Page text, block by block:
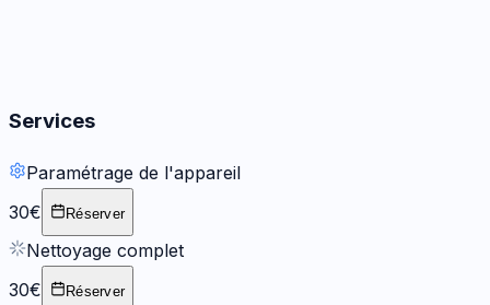
Services
Paramétrage de l'appareil
30€
Réserver
Nettoyage complet
30€
Réserver